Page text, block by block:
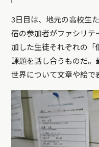
3日目は、地元の高校生
宿の参加者がファシリテ
加した生徒それぞれの「
課題を話し合うものだ。
世界について文章や絵で